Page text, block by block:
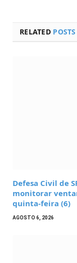
RELATED POSTS
Defesa Civil de
monitorar
quinta-feira (6)
AGOSTO 6, 2026